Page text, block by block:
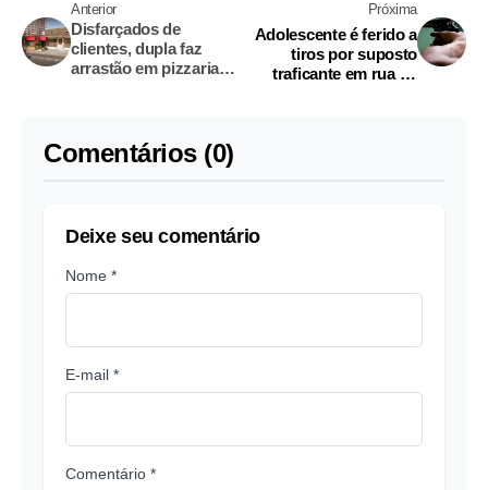
Anterior
Disfarçados de
clientes, dupla faz
arrastão em pizzaria
Próxima
Adolescente é ferido a
tiros por suposto
traficante em rua de
Comentários (0)
Deixe seu comentário
Nome *
E-mail *
Comentário *